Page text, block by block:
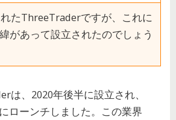
たThreeTraderですが、これに
があって設立されたのでしょう
は、2020年後半に設立され、
ローンチしました。この業界